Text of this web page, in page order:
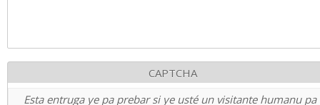
CAPTCHA
Esta entruga ye pa prebar si ye usté un visitante humanu pa